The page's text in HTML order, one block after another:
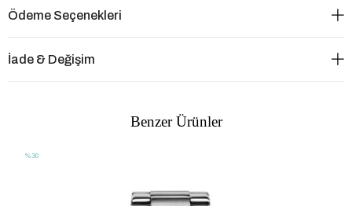
Ödeme Seçenekleri
İade & Değişim
Benzer Ürünler
%30